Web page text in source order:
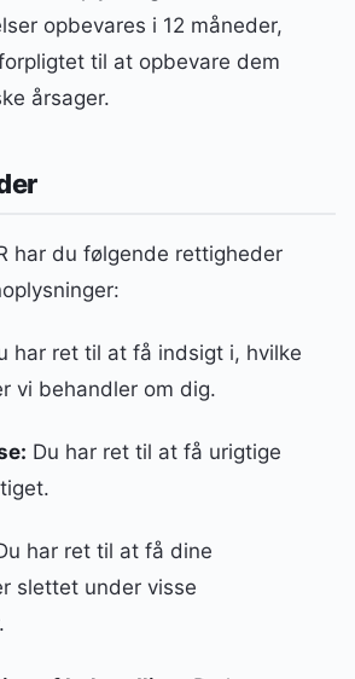
opbevares i 12 måneder,
til at opbevare dem
årsager.
har du følgende rettigheder
har ret til at få indsigt i, hvilke
vi behandler om dig.
Du har ret til at få urigtige
har ret til at få dine
slettet under visse